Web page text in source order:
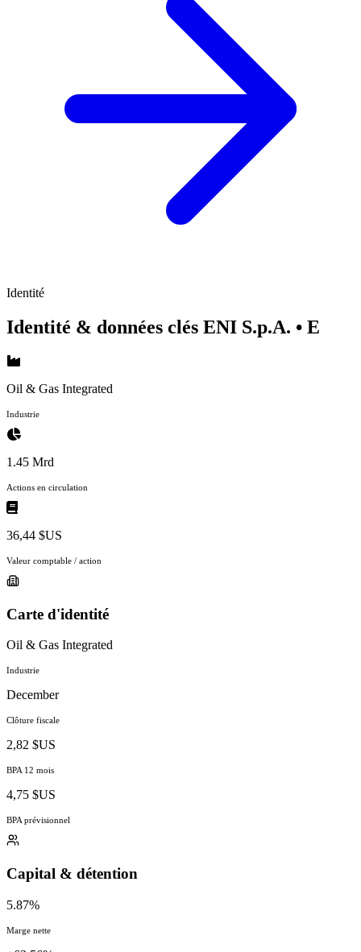
Identité
Identité & données clés ENI S.p.A. • E
Oil & Gas Integrated
Industrie
1.45 Mrd
Actions en circulation
36,44 $US
Valeur comptable / action
Carte d'identité
Oil & Gas Integrated
Industrie
December
Clôture fiscale
2,82 $US
BPA 12 mois
4,75 $US
BPA prévisionnel
Capital & détention
5.87%
Marge nette